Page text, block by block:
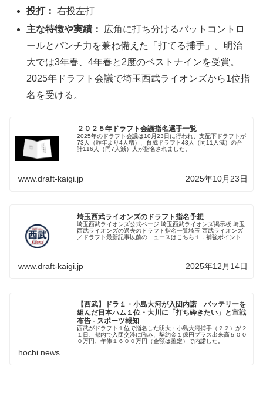
投打： 右投左打
主な特徴や実績：
広角に打ち分けるバットコントロ
ールとパンチ力を兼ね備えた「打てる捕手」。明治
大では3年春、4年春と2度のベストナインを受賞。
2025年ドラフト会議で埼玉西武ライオンズから1位指
名を受ける。
２０２５年ドラフト会議指名選手一覧
2025年のドラフト会議は10月23日に行われ、支配下ドラフトが
73人（昨年より4人増）、育成ドラフト43人（同11人減）の合
計116人（同7人減）人が指名されました。
www.draft-kaigi.jp 2025年10月23日
埼玉西武ライオンズのドラフト指名予想
埼玉西武ライオンズ公式ページ 埼玉西武ライオンズ掲示板 埼玉
西武ライオンズの過去のドラフト指名一覧埼玉 西武ライオンズ
／ドラフト最新記事以前のニュースはこちら１．補強ポイント分
www.draft-kaigi.jp 2025年12月14日
【西武】ドラ１・小島大河が入団内諾 バッテリーを
組んだ日本ハム１位・大川に「打ち砕きたい」と宣戦
布告 - スポーツ報知
西武がドラフト１位で指名した明大・小島大河捕手（２２）が２
１日、都内で入団交渉に臨み、契約金１億円プラス出来高５００
０万円、年俸１６００万円（金額は推定）で内諾した。
hochi.news